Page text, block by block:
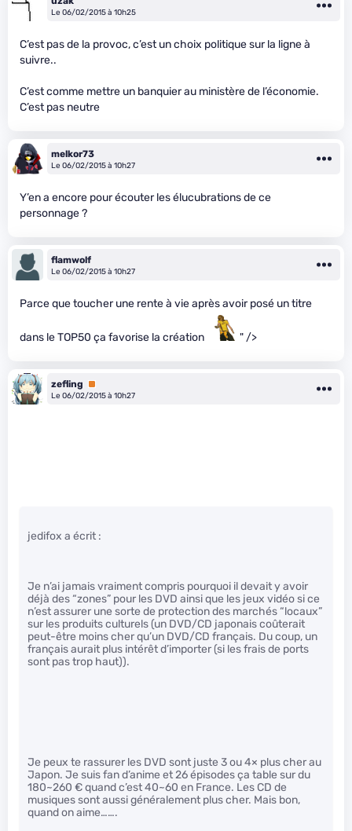
Le 06/02/2015 à 10h25
C’est pas de la provoc, c’est un choix politique sur la ligne à
suivre..
C’est comme mettre un banquier au ministère de l’économie.
C’est pas neutre
melkor73
Le 06/02/2015 à 10h27
Y’en a encore pour écouter les élucubrations de ce
personnage ?
flamwolf
Le 06/02/2015 à 10h27
Parce que toucher une rente à vie après avoir posé un titre
dans le TOP50 ça favorise la création " />
zefling
Premium
Le 06/02/2015 à 10h27
jedifox a écrit :
Je n’ai jamais vraiment compris pourquoi il devait y avoir
déjà des “zones” pour les DVD ainsi que les jeux vidéo si ce
n’est assurer une sorte de protection des marchés “locaux”
sur les produits culturels (un DVD/CD japonais coûterait
peut-être moins cher qu’un DVD/CD français. Du coup, un
français aurait plus intérêt d’importer (si les frais de ports
sont pas trop haut)).
Je peux te rassurer les DVD sont juste 3 ou 4× plus cher au
Japon. Je suis fan d’anime et 26 épisodes ça table sur du
180~260 € quand c’est 40~60 en France. Les CD de
musiques sont aussi généralement plus cher. Mais bon,
quand on aime…….